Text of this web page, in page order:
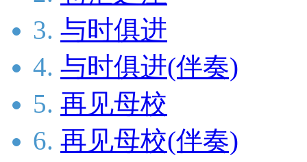
3. 与时俱进
4. 与时俱进(伴奏)
5. 再见母校
6. 再见母校(伴奏)